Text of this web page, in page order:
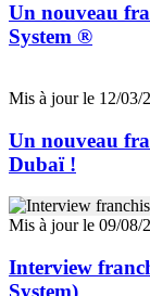
Un nouveau
System ®
Mis à jour le 12/03/
Un nouveau
Dubaï !
Mis à jour le 09/08/
Interview
System)